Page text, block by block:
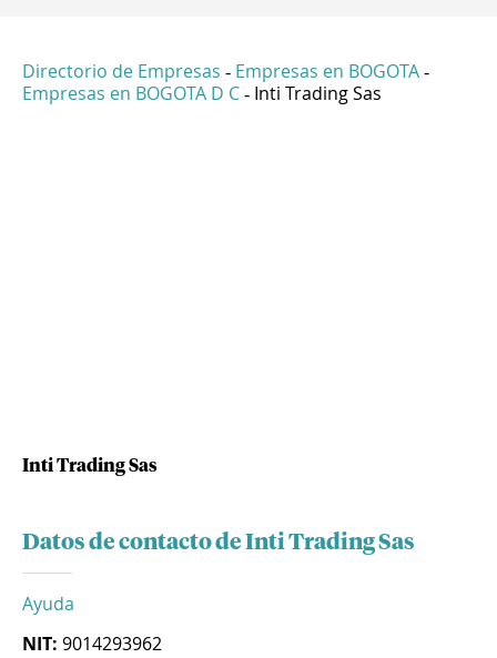
Directorio de Empresas - Empresas en BOGOTA -
Empresas en BOGOTA D C - Inti Trading Sas
Inti Trading Sas
Datos de contacto de Inti Trading Sas
Ayuda
NIT: 9014293962